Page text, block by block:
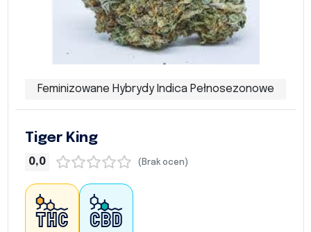
Feminizowane Hybrydy Indica Pełnosezonowe
Tiger King
0,0 (Brak ocen)